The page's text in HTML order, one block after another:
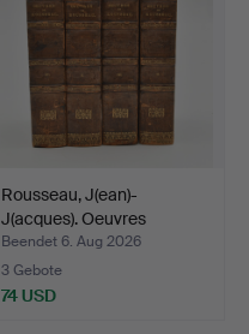
Rousseau, J(ean)-
J(acques). Oeuvres
complè…
Beendet 6. Aug 2026
3 Gebote
74 USD